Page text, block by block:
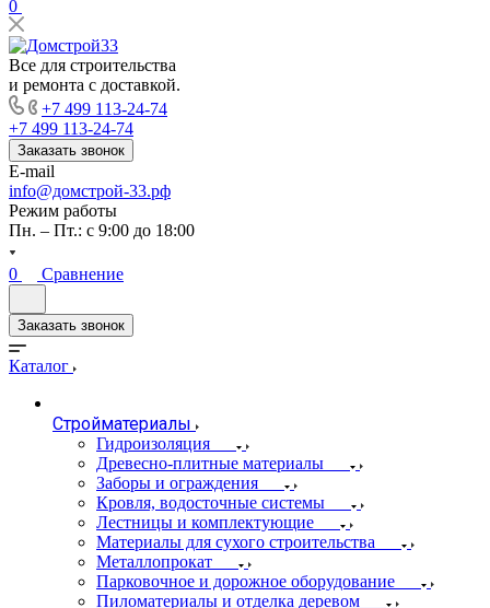
0
Все для строительства
и ремонта с доставкой.
+7 499 113-24-74
+7 499 113-24-74
Заказать звонок
E-mail
info@домстрой-33.рф
Режим работы
Пн. – Пт.: с 9:00 до 18:00
0 Сравнение
Заказать звонок
Каталог
Стройматериалы
Гидроизоляция
Древесно-плитные материалы
Заборы и ограждения
Кровля, водосточные системы
Лестницы и комплектующие
Материалы для сухого строительства
Металлопрокат
Парковочное и дорожное оборудование
Пиломатериалы и отделка деревом